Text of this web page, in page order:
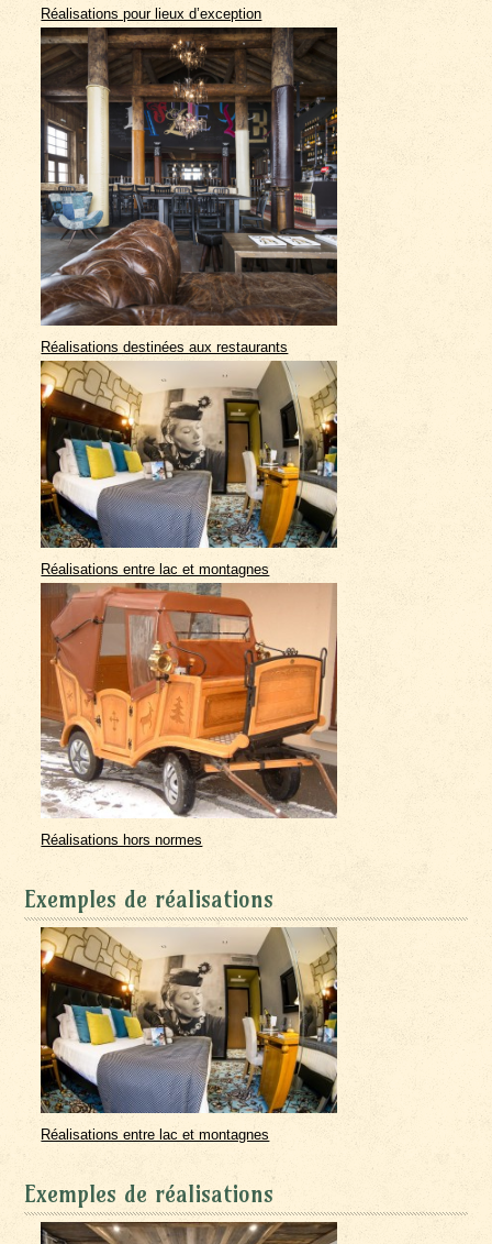
Réalisations pour lieux d’exception
Réalisations destinées aux restaurants
Réalisations entre lac et montagnes
Réalisations hors normes
Exemples de réalisations
Réalisations entre lac et montagnes
Exemples de réalisations